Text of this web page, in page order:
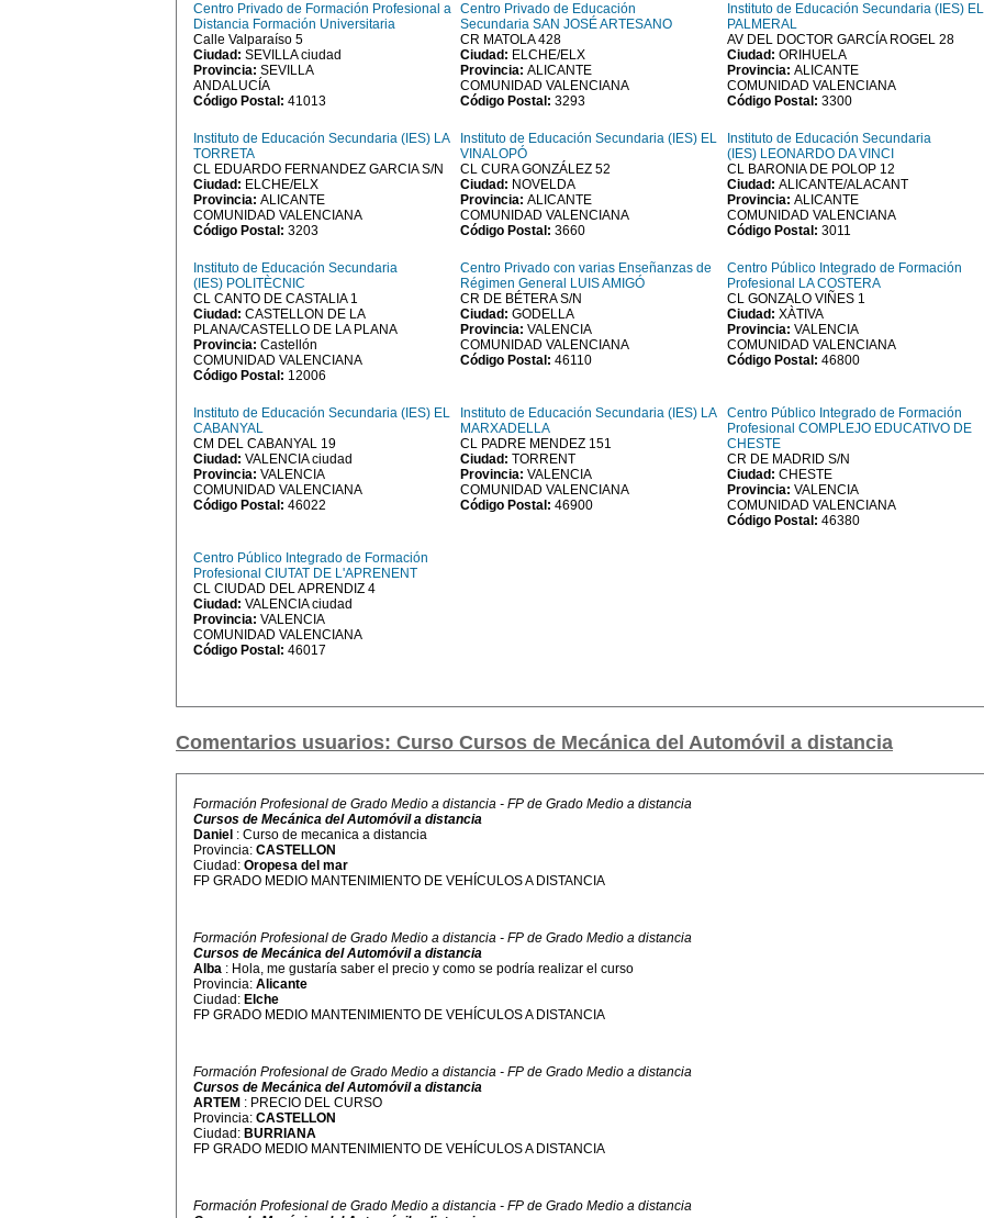
Centro Privado de Formación Profesional a
Distancia Formación Universitaria
Calle Valparaíso 5
Ciudad: SEVILLA ciudad
Provincia: SEVILLA
ANDALUCÍA
Código Postal: 41013
Centro Privado de Educación
Secundaria SAN JOSÉ ARTESANO
CR MATOLA 428
Ciudad: ELCHE/ELX
Provincia: ALICANTE
COMUNIDAD VALENCIANA
Código Postal: 3293
Instituto de Educación Secundaria (IES) EL
PALMERAL
AV DEL DOCTOR GARCÍA ROGEL 28
Ciudad: ORIHUELA
Provincia: ALICANTE
COMUNIDAD VALENCIANA
Código Postal: 3300
Instituto de Educación Secundaria (IES) LA
TORRETA
CL EDUARDO FERNANDEZ GARCIA S/N
Ciudad: ELCHE/ELX
Provincia: ALICANTE
COMUNIDAD VALENCIANA
Código Postal: 3203
Instituto de Educación Secundaria (IES) EL
VINALOPÓ
CL CURA GONZÁLEZ 52
Ciudad: NOVELDA
Provincia: ALICANTE
COMUNIDAD VALENCIANA
Código Postal: 3660
Instituto de Educación Secundaria
(IES) LEONARDO DA VINCI
CL BARONIA DE POLOP 12
Ciudad: ALICANTE/ALACANT
Provincia: ALICANTE
COMUNIDAD VALENCIANA
Código Postal: 3011
Instituto de Educación Secundaria
(IES) POLITÈCNIC
CL CANTO DE CASTALIA 1
Ciudad: CASTELLON DE LA
PLANA/CASTELLO DE LA PLANA
Provincia: Castellón
COMUNIDAD VALENCIANA
Código Postal: 12006
Centro Privado con varias Enseñanzas de
Régimen General LUIS AMIGÓ
CR DE BÉTERA S/N
Ciudad: GODELLA
Provincia: VALENCIA
COMUNIDAD VALENCIANA
Código Postal: 46110
Centro Público Integrado de Formación
Profesional LA COSTERA
CL GONZALO VIÑES 1
Ciudad: XÀTIVA
Provincia: VALENCIA
COMUNIDAD VALENCIANA
Código Postal: 46800
Instituto de Educación Secundaria (IES) EL
CABANYAL
CM DEL CABANYAL 19
Ciudad: VALENCIA ciudad
Provincia: VALENCIA
COMUNIDAD VALENCIANA
Código Postal: 46022
Instituto de Educación Secundaria (IES) LA
MARXADELLA
CL PADRE MENDEZ 151
Ciudad: TORRENT
Provincia: VALENCIA
COMUNIDAD VALENCIANA
Código Postal: 46900
Centro Público Integrado de Formación
Profesional COMPLEJO EDUCATIVO DE
CHESTE
CR DE MADRID S/N
Ciudad: CHESTE
Provincia: VALENCIA
COMUNIDAD VALENCIANA
Código Postal: 46380
Centro Público Integrado de Formación
Profesional CIUTAT DE L'APRENENT
CL CIUDAD DEL APRENDIZ 4
Ciudad: VALENCIA ciudad
Provincia: VALENCIA
COMUNIDAD VALENCIANA
Código Postal: 46017
Comentarios usuarios: Curso Cursos de Mecánica del Automóvil a distancia
Formación Profesional de Grado Medio a distancia - FP de Grado Medio a distancia
Cursos de Mecánica del Automóvil a distancia
Daniel : Curso de mecanica a distancia
Provincia: CASTELLON
Ciudad: Oropesa del mar
FP GRADO MEDIO MANTENIMIENTO DE VEHÍCULOS A DISTANCIA
Formación Profesional de Grado Medio a distancia - FP de Grado Medio a distancia
Cursos de Mecánica del Automóvil a distancia
Alba : Hola, me gustaría saber el precio y como se podría realizar el curso
Provincia: Alicante
Ciudad: Elche
FP GRADO MEDIO MANTENIMIENTO DE VEHÍCULOS A DISTANCIA
Formación Profesional de Grado Medio a distancia - FP de Grado Medio a distancia
Cursos de Mecánica del Automóvil a distancia
ARTEM : PRECIO DEL CURSO
Provincia: CASTELLON
Ciudad: BURRIANA
FP GRADO MEDIO MANTENIMIENTO DE VEHÍCULOS A DISTANCIA
Formación Profesional de Grado Medio a distancia - FP de Grado Medio a distancia